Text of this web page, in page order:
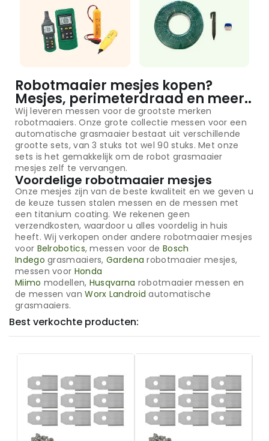
Robotmaaier mesjes kopen?
Mesjes, perimeterdraad en meer..
Wij leveren messen voor de grootste merken
robotmaaiers. Onze grote collectie messen voor een
automatische grasmaaier bestaat uit verschillende
grootte sets, van 3 stuks tot wel 90 stuks. Met onze
sets is het gemakkelijk om de robot grasmaaier
mesjes zelf te vervangen.
Voordelige robotmaaier mesjes
Onze mesjes zijn van de beste kwaliteit en we geven u
de keuze tussen stalen messen en de messen met
een titanium coating. We rekenen geen
verzendkosten, waardoor u alles voordelig in huis
heeft. Wij verkopen onder andere robotmaaier mesjes
voor Belrobotics, messen voor de Bosch
Indego grasmaaiers,Gardenarobotmaaier mesjes,
messen voor Honda
Miimo modellen, Husqvarna robotmaaier messen en
de messen vanWorx Landroid automatische
grasmaaiers.
Best verkochte producten: